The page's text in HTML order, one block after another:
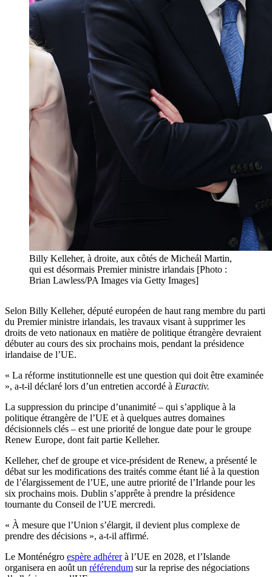
Billy Kelleher, à droite, aux côtés de Micheál Martin,
qui est désormais Premier ministre irlandais [Photo :
Brian Lawless/PA Images via Getty Images]
Selon Billy Kelleher, député européen de haut rang membre du parti
du Premier ministre irlandais, les travaux visant à supprimer les
droits de veto nationaux en matière de politique étrangère devraient
débuter au cours des six prochains mois, pendant la présidence
irlandaise de l’UE.
« La réforme institutionnelle est une question qui doit être examinée
», a-t-il déclaré lors d’un entretien accordé à Euractiv.
La suppression du principe d’unanimité – qui s’applique à la
politique étrangère de l’UE et à quelques autres domaines
décisionnels clés – est une priorité de longue date pour le groupe
Renew Europe, dont fait partie Kelleher.
Kelleher, chef de groupe et vice-président de Renew, a présenté le
débat sur les modifications des traités comme étant lié à la question
de l’élargissement de l’UE, une autre priorité de l’Irlande pour les
six prochains mois. Dublin s’apprête à prendre la présidence
tournante du Conseil de l’UE mercredi.
« À mesure que l’Union s’élargit, il devient plus complexe de
prendre des décisions », a-t-il affirmé.
Le Monténégro espère adhérerà l’UE en 2028, et l’Islande
organisera en août un référendum sur la reprise des négociations